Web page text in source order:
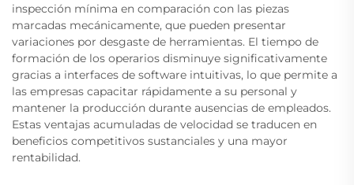
inspección mínima en comparación con las piezas
marcadas mecánicamente, que pueden presentar
variaciones por desgaste de herramientas. El tiempo de
formación de los operarios disminuye significativamente
gracias a interfaces de software intuitivas, lo que permite a
las empresas capacitar rápidamente a su personal y
mantener la producción durante ausencias de empleados.
Estas ventajas acumuladas de velocidad se traducen en
beneficios competitivos sustanciales y una mayor
rentabilidad.